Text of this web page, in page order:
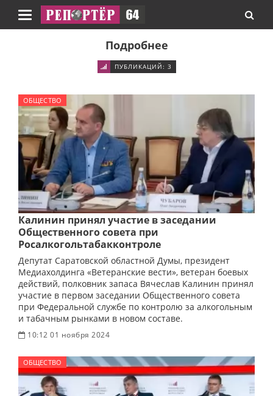
Навигация
Подробнее
ПУБЛИКАЦИЙ: 3
ОБЩЕСТВО
Калинин принял участие в заседании
Общественного совета при
Росалкогольтабакконтроле
Депутат Саратовской областной Думы, президент
Медиахолдинга «Ветеранские вести», ветеран боевых
действий, полковник запаса Вячеслав Калинин принял
участие в первом заседании Общественного совета
при Федеральной службе по контролю за алкогольным
и табачным рынками в новом составе.
10:12 01 ноября 2024
ОБЩЕСТВО